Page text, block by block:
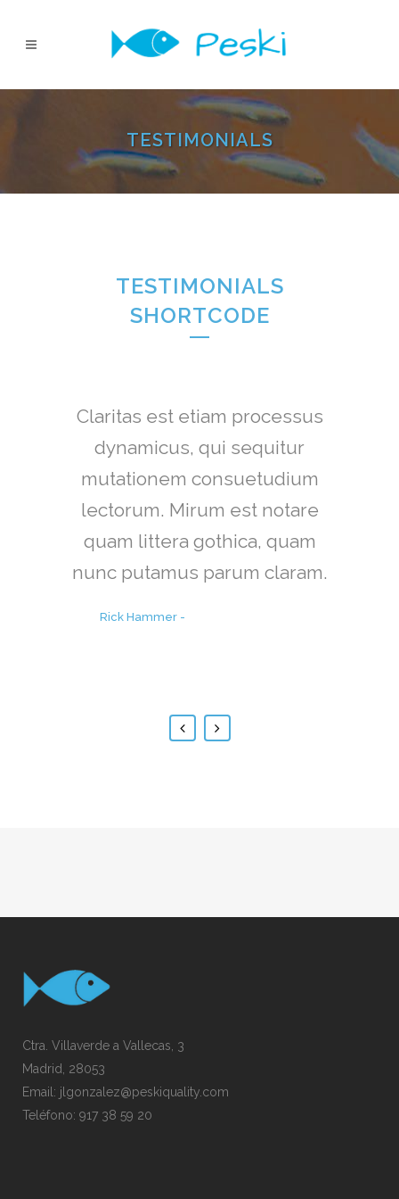
TESTIMONIALS
TESTIMONIALS
SHORTCODE
Lorem ipsum dolor sit amet,
feugiat delicata liberavisse id
cum, no quo maiorum
intellegebat, liber regione eu
sit. Mea cu case ludus integre,
vide viderer eleifend ex mea.
Claritas est etiam processus
dynamicus, qui sequitur
mutationem consuetudium
lectorum. Mirum est notare
quam littera gothica, quam
nunc putamus parum claram.
Rick Hammer-
Ctra. Villaverde a Vallecas, 3
Madrid, 28053
Email: jlgonzalez@peskiquality.com
Teléfono: 917 38 59 20